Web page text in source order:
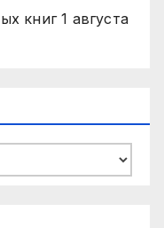
книг 1 августа